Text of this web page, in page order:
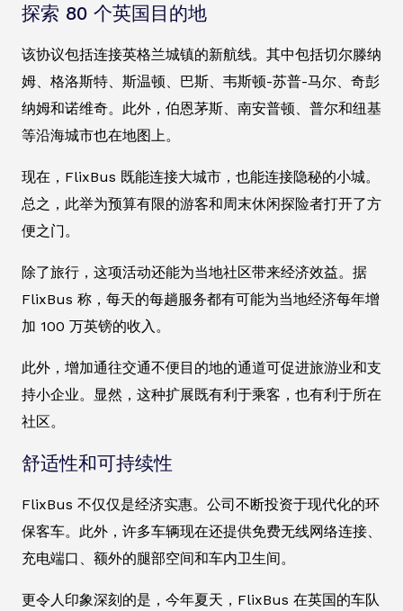
探索 80 个英国目的地
该协议包括连接英格兰城镇的新航线。其中包括切尔滕纳
姆、格洛斯特、斯温顿、巴斯、韦斯顿-苏普-马尔、奇彭
纳姆和诺维奇。此外，伯恩茅斯、南安普顿、普尔和纽基
等沿海城市也在地图上。
现在，FlixBus 既能连接大城市，也能连接隐秘的小城。
总之，此举为预算有限的游客和周末休闲探险者打开了方
便之门。
除了旅行，这项活动还能为当地社区带来经济效益。据
FlixBus 称，每天的每趟服务都有可能为当地经济每年增
加 100 万英镑的收入。
此外，增加通往交通不便目的地的通道可促进旅游业和支
持小企业。显然，这种扩展既有利于乘客，也有利于所在
社区。
舒适性和可持续性
FlixBus 不仅仅是经济实惠。公司不断投资于现代化的环
保客车。此外，许多车辆现在还提供免费无线网络连接、
充电端口、额外的腿部空间和车内卫生间。
更令人印象深刻的是，今年夏天，FlixBus 在英国的车队